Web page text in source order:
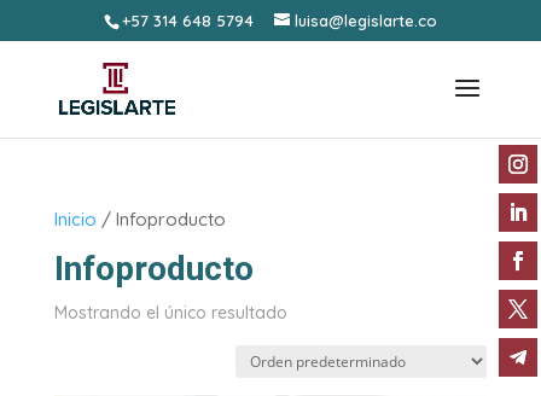
+57 314 648 5794 luisa@legislarte.co
Inicio / Infoproducto
Infoproducto
Mostrando el único resultado